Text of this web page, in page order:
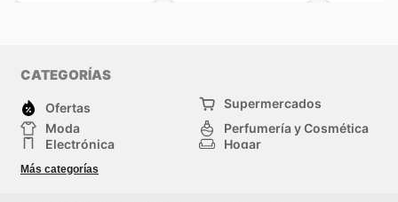
CATEGORÍAS
Ofertas
Supermercados
Moda
Perfumería y Cosmética
Electrónica
Hogar
Deporte
Juguetes y bebés
Más categorías